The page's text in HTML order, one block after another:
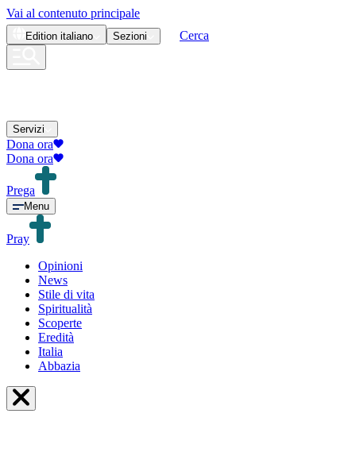
Vai al contenuto principale
Edition italiano Sezioni Cerca
Servizi
Dona ora
Dona ora
Prega
Menu
Pray
Opinioni
News
Stile di vita
Spiritualità
Scoperte
Eredità
Italia
Abbazia